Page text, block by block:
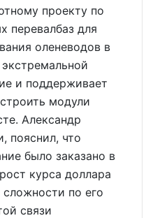
проекту по
перевалбаз для
оленеводов в
и поддерживает
модули
Александр
пояснил, что
было заказано в
курса доллара
по его
связи